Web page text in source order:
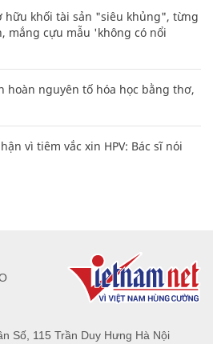
hữu khối tài sản "siêu khủng", từng
mắng cựu mẫu 'không có nổi
hoàn nguyên tố hóa học bằng thơ,
vì tiêm vắc xin HPV: Bác sĩ nói
Số, 115 Trần Duy Hưng Hà Nội